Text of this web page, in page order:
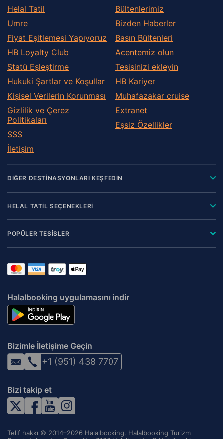
Helal Tatil
Umre
Fiyat Eşitlemesi Yapıyoruz
HB Loyalty Club
Statü Eşleştirme
Hukuki Şartlar ve Koşullar
Kişisel Verilerin Korunması
Gizlilik ve Çerez
Politikaları
SSS
İletişim
Bültenlerimiz
Bizden Haberler
Basın Bültenleri
Acentemiz olun
Tesisinizi ekleyin
HB Kariyer
Muhafazakar сruise
Extranet
Eşsiz Özellikler
DİĞER DESTİNASYONLARI KEŞFEDİN
HELAL TATİL SEÇENEKLERİ
POPÜLER TESİSLER
Halalbooking uygulamasını indir
Bizimle İletişime Geçin
+1 (951) 438 7707
Bizi takip et
Telif hakkı © 2014–2026 Halalbooking. Halalbooking Turizm